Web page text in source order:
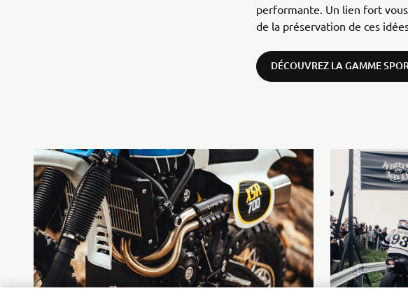
performante. Un lien fort
de la préservation de ces
DÉCOUVREZ LA GAMME